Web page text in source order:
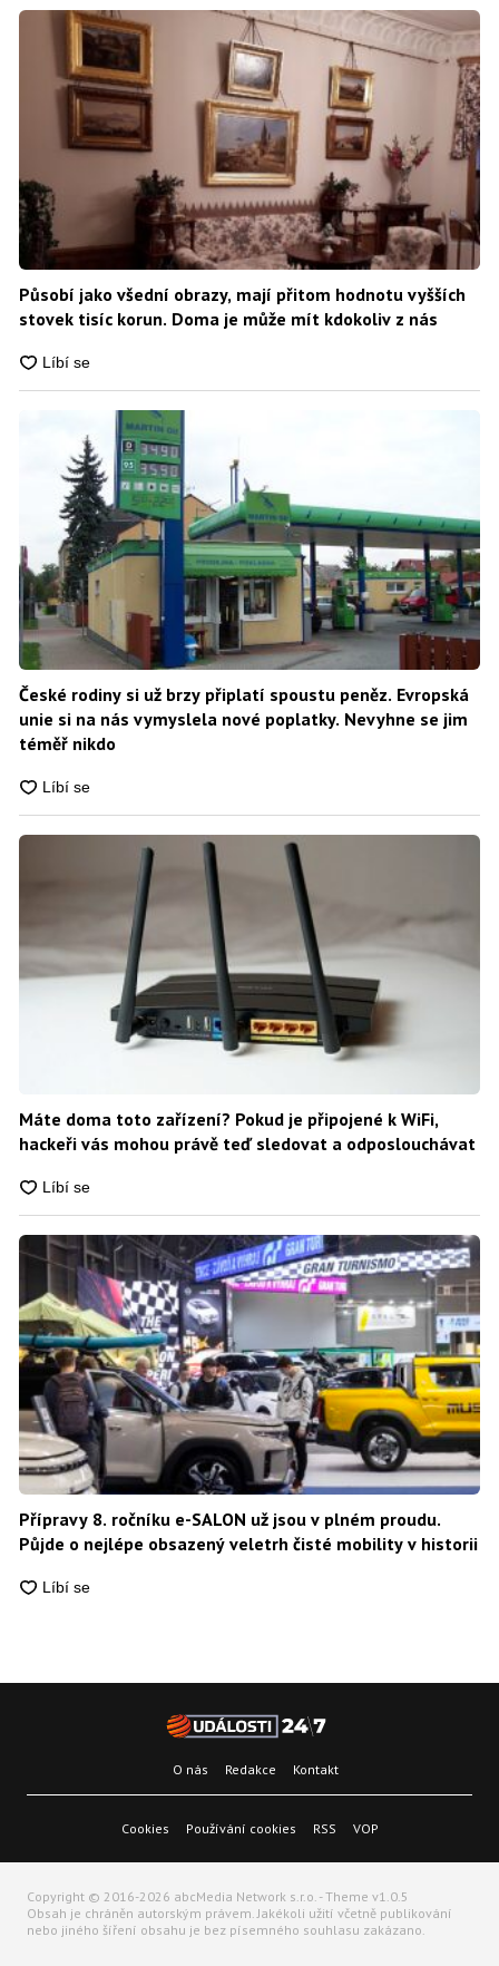
Působí jako všední obrazy, mají přitom hodnotu vyšších
stovek tisíc korun. Doma je může mít kdokoliv z nás
České rodiny si už brzy připlatí spoustu peněz. Evropská
unie si na nás vymyslela nové poplatky. Nevyhne se jim
téměř nikdo
Máte doma toto zařízení? Pokud je připojené k WiFi,
hackeři vás mohou právě teď sledovat a odposlouchávat
Přípravy 8. ročníku e-SALON už jsou v plném proudu.
Půjde o nejlépe obsazený veletrh čisté mobility v historii
O nás Redakce Kontakt
Cookies Používání cookies RSS VOP
Copyright © 2016-2026 abcMedia Network s.r.o. - Theme v1.0.5
Obsah je chráněn autorským právem. Jakékoli užití včetně publikování
nebo jiného šíření obsahu je bez písemného souhlasu zakázano.